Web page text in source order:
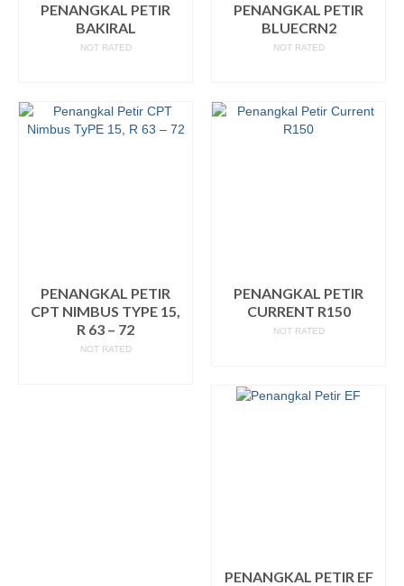
PENANGKAL PETIR
BAKIRAL
NOT RATED
PENANGKAL PETIR
BLUECRN2
NOT RATED
PENANGKAL PETIR
CPT NIMBUS TYPE 15,
R 63 – 72
NOT RATED
PENANGKAL PETIR
CURRENT R150
NOT RATED
PENANGKAL PETIR EF